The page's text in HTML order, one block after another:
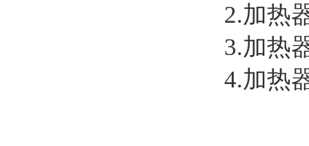
2.加热
3.加热
4.加热